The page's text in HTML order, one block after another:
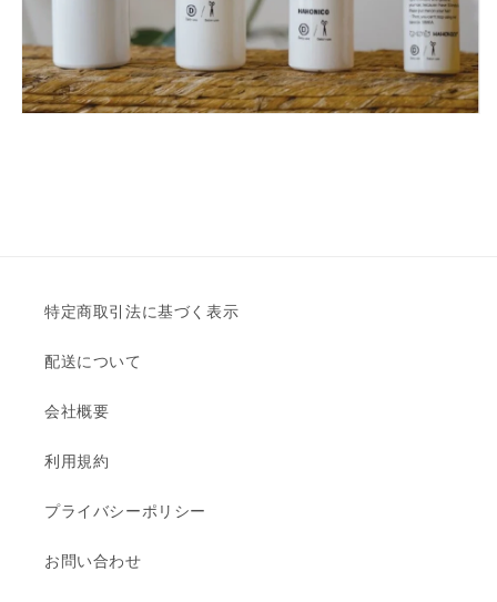
特定商取引法に基づく表示
配送について
会社概要
利用規約
プライバシーポリシー
お問い合わせ